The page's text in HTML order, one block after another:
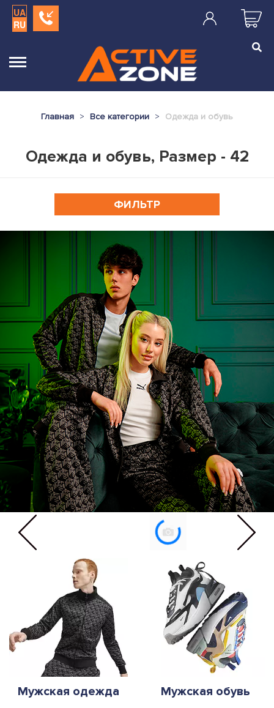
UA
RU
Главная Все категории Одежда и обувь
Одежда и обувь, Размер - 42
ФИЛЬТР
Мужская одежда Мужская обувь